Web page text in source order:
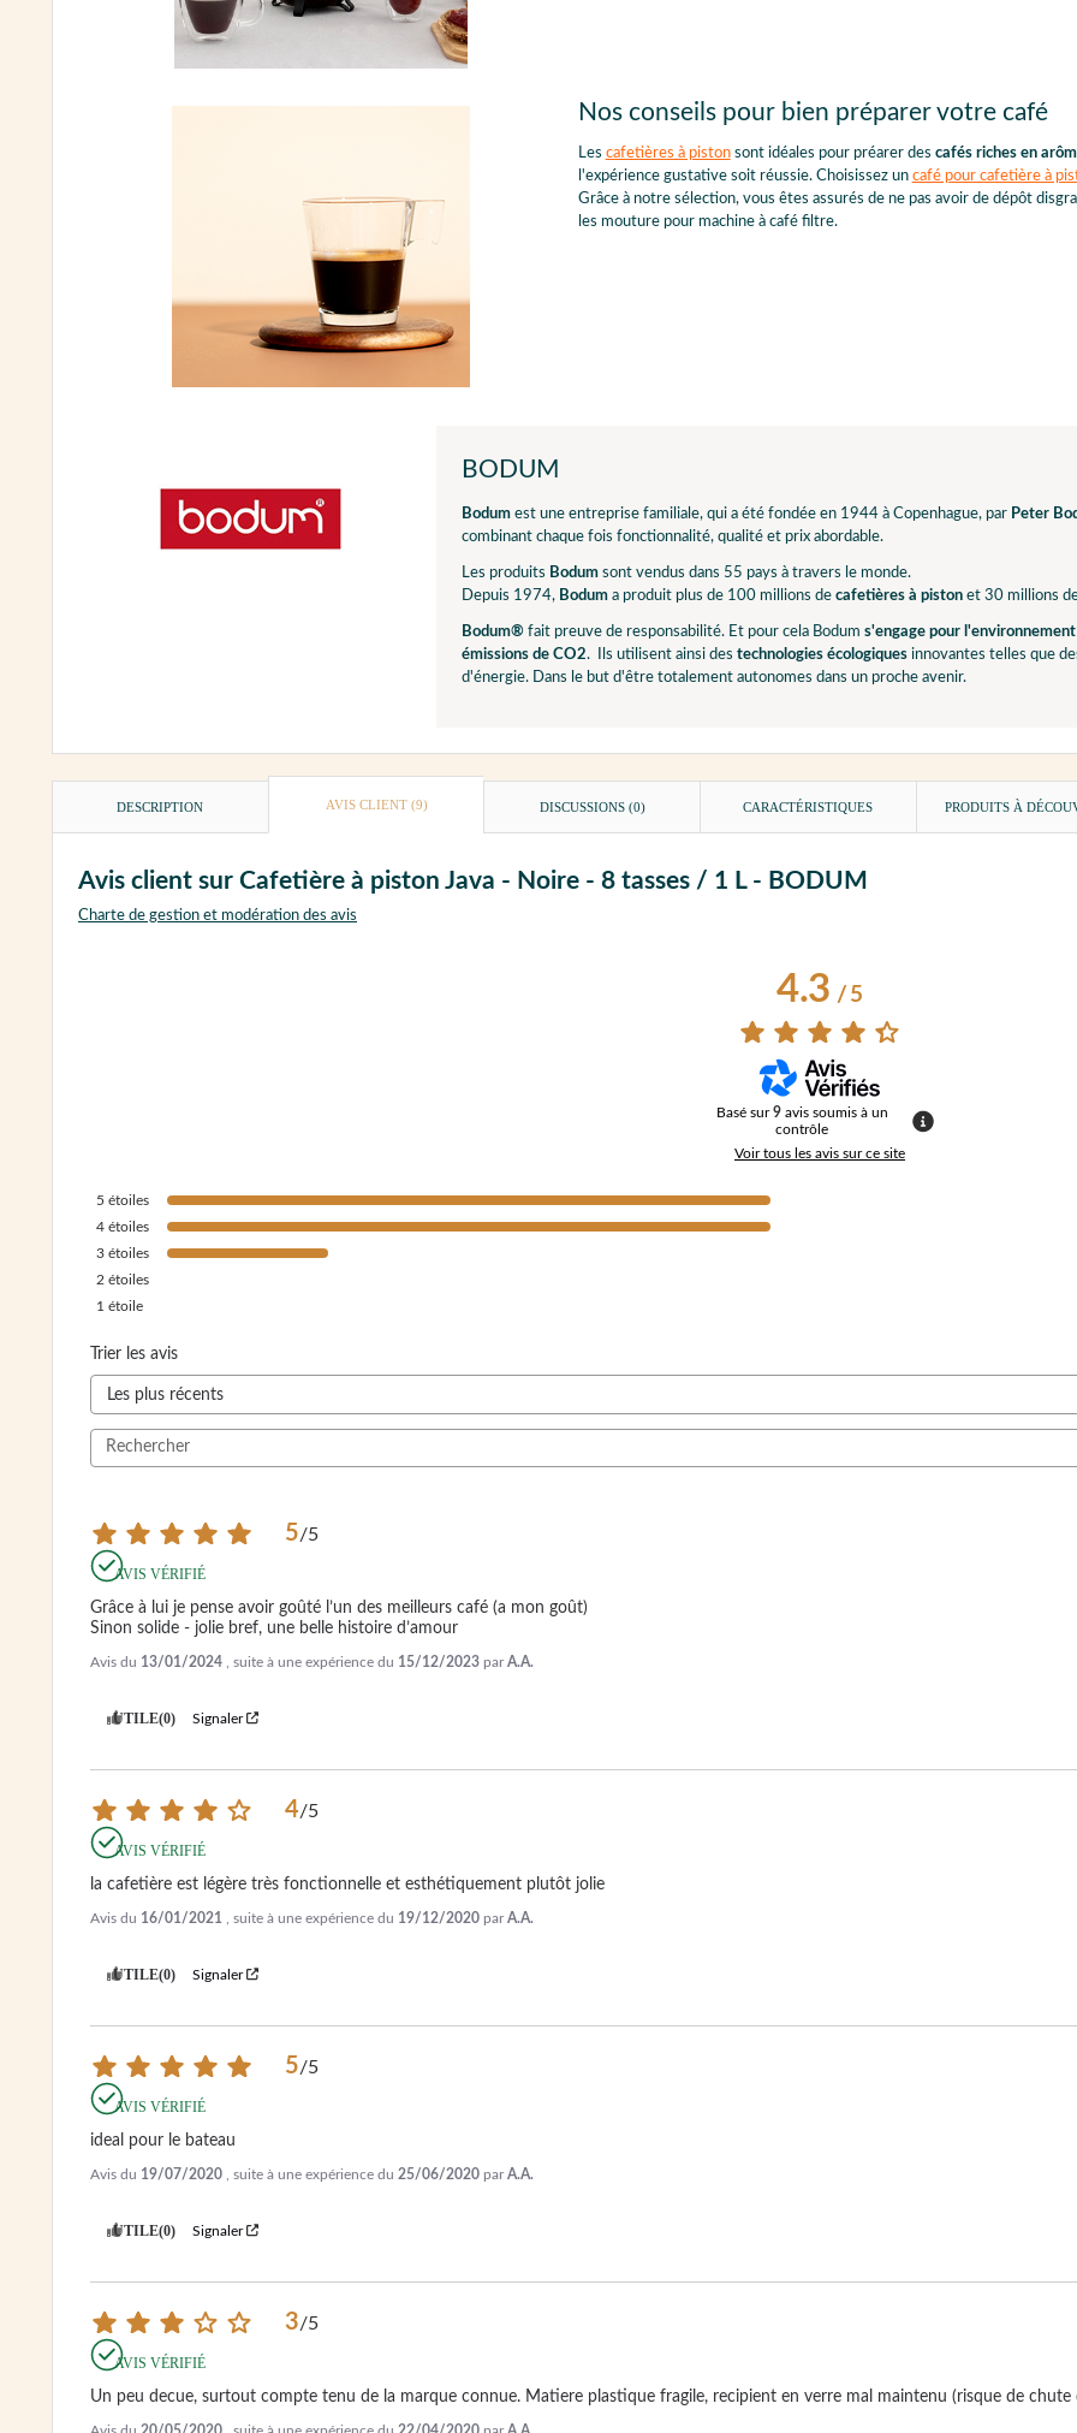
Nos conseils pour bien préparer votre café
Les cafetières à pistonsont idéales pour préarer des cafés riches en
l'expérience gustative soit réussie. Choisissez un café pour cafetière à
Grâce à notre sélection, vous êtes assurés de ne pas avoir de dépôt
les mouture pour machine à café filtre.
BODUM
Bodum est une entreprise familiale, qui a été fondée en 1944 à Copenhague, par Peter
combinant chaque fois fonctionnalité, qualité et prix abordable.
Les produits Bodum sont vendus dans 55 pays à travers le monde.
Depuis 1974, Bodum a produit plus de 100 millions de cafetières à piston et 30 millions
Bodum® fait preuve de responsabilité. Et pour cela Bodum s'engage pour l'environnement
émissions de CO2. Ils utilisent ainsi des technologies écologiques innovantes telles que
d'énergie. Dans le but d'être totalement autonomes dans un proche avenir.
DESCRIPTION AVIS CLIENT (9) DISCUSSIONS (0) CARACTÉRISTIQUES PRODUITS À
Avis client sur Cafetière à piston Java - Noire - 8 tasses / 1 L - BODUM
Charte de gestion et modération des avis
4.3 / 5
Basé sur9 avis soumis à un
contrôle
Voir tous les avis sur ce site
5 étoiles
4 étoiles
3 étoiles
2 étoiles
1 étoile
Trier les avis
5/5
AVIS VÉRIFIÉ
Grâce à lui je pense avoir goûté l’un des meilleurs café (a mon goût)
Sinon solide - jolie bref, une belle histoire d’amour
Avis du 13/01/2024 , suite à une expérience du 15/12/2023 parA.A.
UTILE(0) Signaler
4/5
AVIS VÉRIFIÉ
la cafetière est légère très fonctionnelle et esthétiquement plutôt jolie
Avis du 16/01/2021 , suite à une expérience du 19/12/2020 parA.A.
UTILE(0) Signaler
5/5
AVIS VÉRIFIÉ
ideal pour le bateau
Avis du 19/07/2020 , suite à une expérience du 25/06/2020 parA.A.
UTILE(0) Signaler
3/5
AVIS VÉRIFIÉ
Un peu decue, surtout compte tenu de la marque connue. Matiere plastique fragile, recipient en verre mal maintenu (risque de chute
Avis du 20/05/2020 , suite à une expérience du 22/04/2020 parA.A.